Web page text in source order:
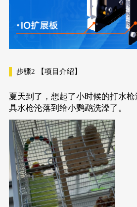
步骤2 【项目介绍】
夏天到了，想起了小时候的打水
具水枪沦落到给小鹦鹉洗澡了。